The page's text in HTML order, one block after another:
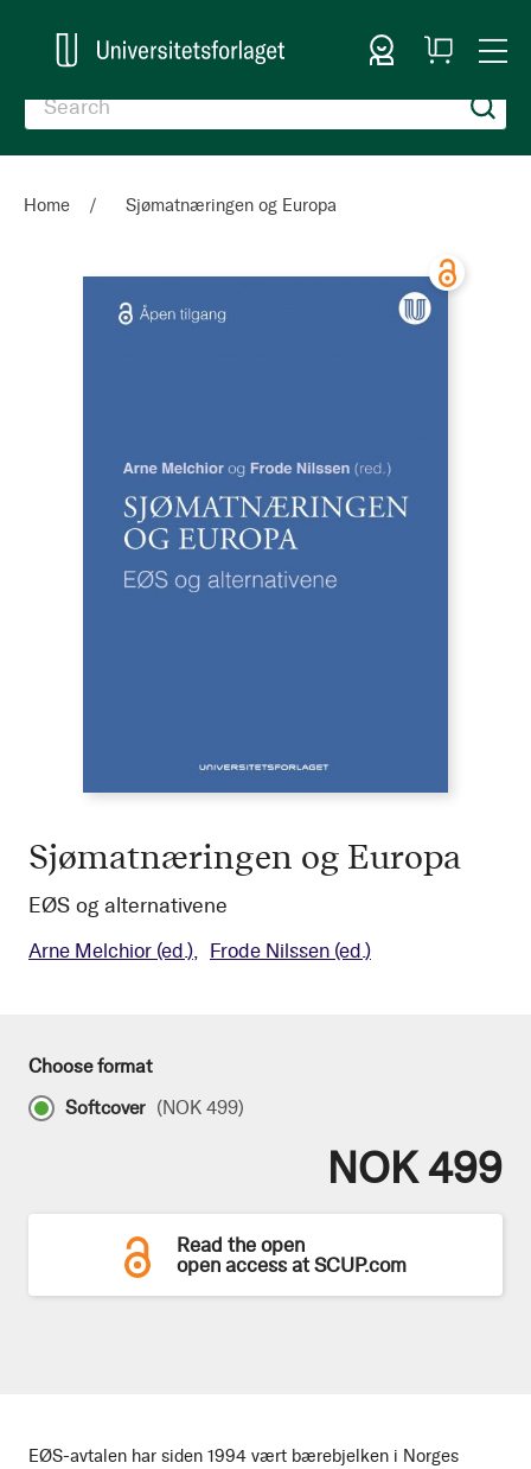
Sign In
My
Cart
Home Sjømatnæringen og Europa
Sjømatnæringen og Europa
EØS og alternativene
Arne Melchior (ed.) Frode Nilssen (ed.)
EØS-avtalen har siden 1994 vært bærebjelken i Norges
Choose format
Softcover (NOK 499)
NOK 499
Read the open
open access at SCUP.com